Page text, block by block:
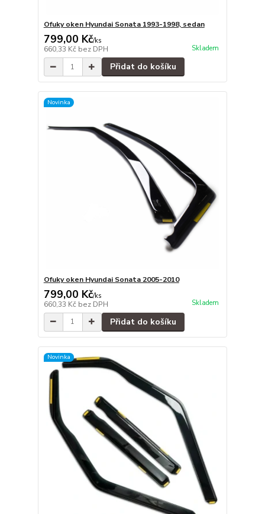
Ofuky oken Hyundai Sonata 1993-1998, sedan
799,00 Kč/ks
660,33 Kč bez DPH Skladem
Přidat do košíku
Novinka
Ofuky oken Hyundai Sonata 2005-2010
799,00 Kč/ks
660,33 Kč bez DPH Skladem
Přidat do košíku
Novinka